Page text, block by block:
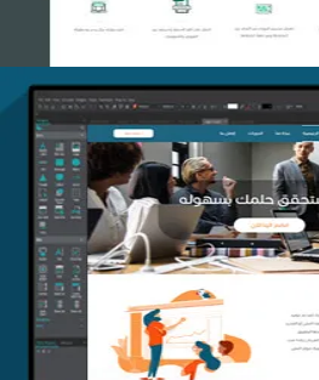
أفق للتدريب
التفاصيل